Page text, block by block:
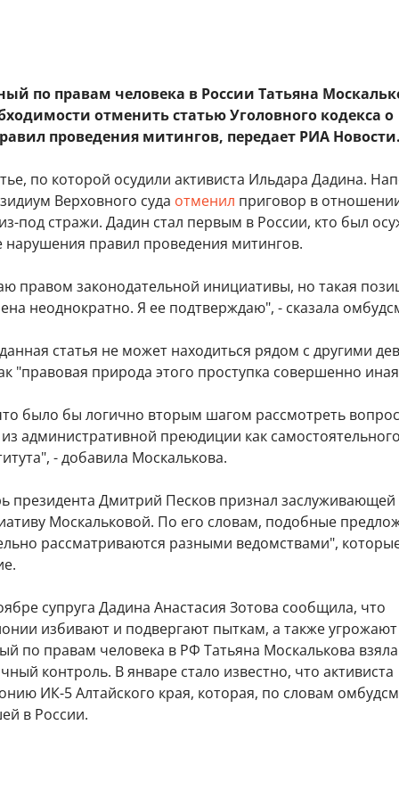
по правам человека в России Татьяна
отменить статью Уголовного кодекса о
проведения митингов, передает РИА
по которой осудили активиста Ильдара Дадина.
Верховного суда отменил приговор в
под стражи. Дадин стал первым в России, кто был
нарушения правил проведения митингов.
правом законодательной инициативы, но такая
неоднократно. Я ее подтверждаю", - сказала
статья не может находиться рядом с другими
"правовая природа этого проступка совершенно
было бы логично вторым шагом рассмотреть
административной преюдиции как
- добавила Москалькова.
президента Дмитрий Песков признал заслуживающей
Москальковой. По его словам, подобные
рассматриваются разными ведомствами",
супруга Дадина Анастасия Зотова сообщила, что
избивают и подвергают пыткам, а также
по правам человека в РФ Татьяна Москалькова взяла
контроль. В январе стало известно, что активиста
ИК-5 Алтайского края, которая, по словам
в России.